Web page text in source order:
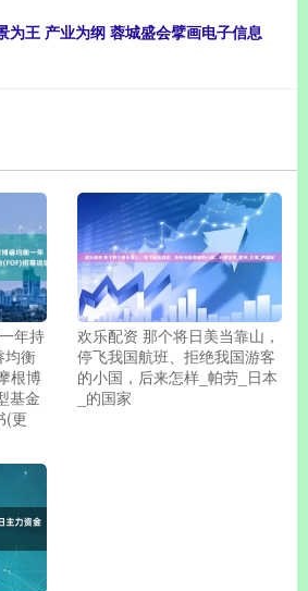
为王 产业为纲 蓉城盛会擘画电子信息
年持
均衡
根博
基金
(更
欢乐配资 那个将日美当靠山，
停飞我国航班、拒绝我国游客
的小国，后来怎样_帕劳_日本
_的国家